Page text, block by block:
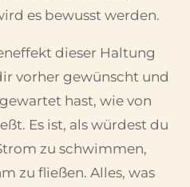
es bewusst werden.
dieser Haltung
vorher gewünscht und
hast, wie von
Es ist, als würdest du
zu schwimmen,
zu fließen. Alles, was